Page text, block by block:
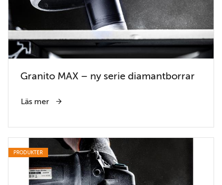
Granito MAX – ny serie diamantborrar
Läs mer
PRODUKTER